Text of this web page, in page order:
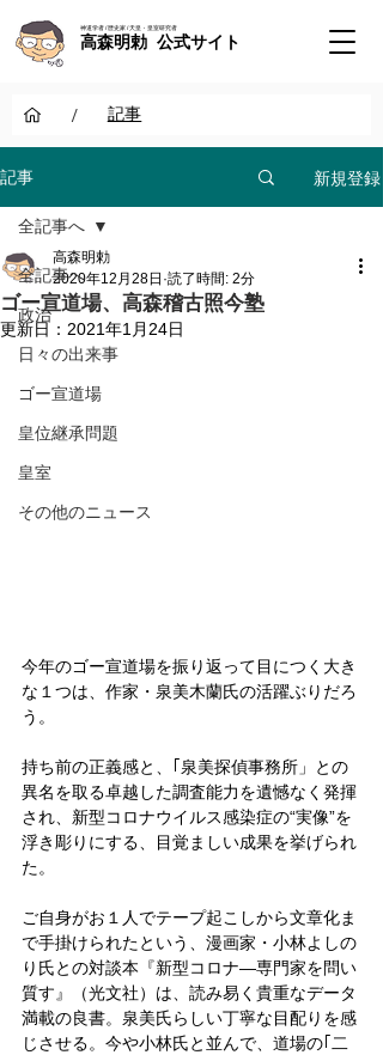
神道学者 / 歴史家 / 天皇・皇室研究者
高森明勅 公式サイト
/ 記事
記事 新規登録
全記事へ
政治
日々の出来事
ゴー宣道場
皇位継承問題
皇室
その他のニュース
全記事へ
ゴー宣道場、高森稽古照今塾
高森明勅
2020年12月28日 読了時間: 2分
更新日： 2021年1月24日
今年のゴー宣道場を振り返って目につく大き
な１つは、作家・泉美木蘭氏の活躍ぶりだろ
う。
持ち前の正義感と、｢泉美探偵事務所」との
異名を取る卓越した調査能力を遺憾なく発揮
され、新型コロナウイルス感染症の“実像”を
浮き彫りにする、目覚ましい成果を挙げられ
た。
ご自身がお１人でテープ起こしから文章化ま
で手掛けられたという、漫画家・小林よしの
り氏との対談本『新型コロナ―専門家を問い
質す』（光文社）は、読み易く貴重なデータ
満載の良書。泉美氏らしい丁寧な目配りを感
じさせる。今や小林氏と並んで、道場の｢二